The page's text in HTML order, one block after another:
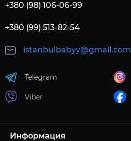
+380 (98) 106-06-99
+380 (99) 513-82-54
istanbulbabyy@gmail.com
Telegram
Viber
Информация